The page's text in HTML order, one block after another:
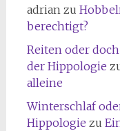
adrian zu
berechtigt?
Reiten oder
der Hippologie
alleine
Winterschlaf
Hippologie zu